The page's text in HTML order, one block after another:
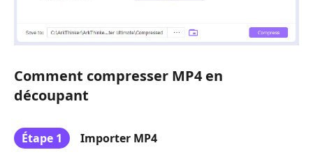
Comment compresser MP4 en
découpant
Étape 1
Importer MP4